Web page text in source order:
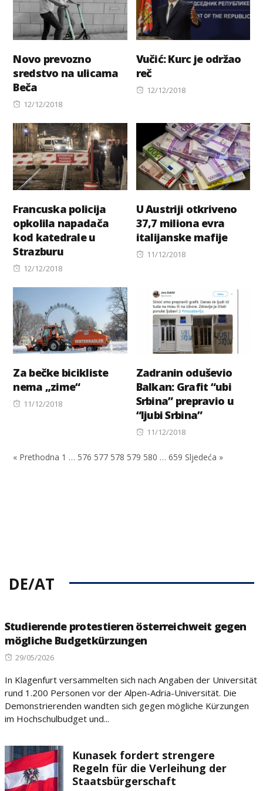
Novo prevozno
sredstvo na ulicama
Beča
Posted
12/12/2018
Vučić: Kurc je održao
reč
Posted
12/12/2018
Francuska policija
opkolila napadača
kod katedrale u
Strazburu
Posted
12/12/2018
U Austriji otkriveno
37,7 miliona evra
italijanske mafije
Posted
11/12/2018
Za bečke bicikliste
nema „zime“
Posted
11/12/2018
Zadranin oduševio
Balkan: Grafit “ubi
Srbina” prepravio u
“ljubi Srbina”
Posted
11/12/2018
« Prethodna 1 … 576 577 578 579 580 … 659 Sljedeća »
DE/AT
Studierende protestieren österreichweit gegen
mögliche Budgetkürzungen
Posted
29/05/2026
In Klagenfurt versammelten sich nach Angaben der Universität
rund 1.200 Personen vor der Alpen-Adria-Universität. Die
Demonstrierenden wandten sich gegen mögliche Kürzungen
im Hochschulbudget und...
Kunasek fordert strengere
Regeln für die Verleihung der
Staatsbürgerschaft